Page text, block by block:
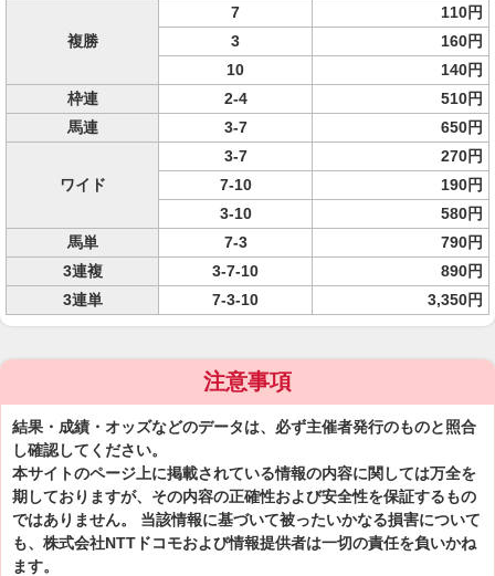
複勝
7
110円
3
160円
10
140円
枠連
2-4
510円
馬連
3-7 650円
ワイド
3-7
270円
7-10
190円
3-10
580円
馬単
7-3
790円
3連複
3-7-10
890円
3連単
7-3-10 3,350円
注意事項
結果・成績・オッズなどのデータは、必ず主催者発行のものと照合
し確認してください。
本サイトのページ上に掲載されている情報の内容に関しては万全を
期しておりますが、その内容の正確性および安全性を保証するもの
ではありません。 当該情報に基づいて被ったいかなる損害について
も、株式会社NTTドコモおよび情報提供者は一切の責任を負いかね
ます。